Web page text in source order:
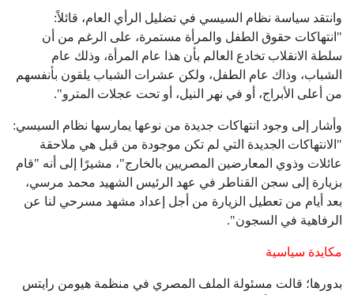
وانتقد سياسة نظام السيسي في تضليل الرأي العام، قائلاً:
"انتهاكات حقوق الطفل والمرأة مستمرة، على الرغم من أن
سلطة الانقلاب تخادع العالم بأن هذا عام المرأة، وذلك عام
الشباب، وذاك عام الطفل، ولكن عشرات الشباب يلقون بأنفسهم
من أعلى الأبراج، أو في نهر النيل، أو تحت عجلات المترو".
وأشار إلى وجود انتهاكات جديدة من نوعها يمارسها نظام السيسي:
"الانتهاكات الجديدة التي لم تكن موجودة من قبل هي ملاحقة
عائلات وذوي المعارضين المصريين بالخارج"، مشيرًا إلى أنه "قام
بزيارة إلى سجن القناطر في عهد الرئيس الشهيد محمد مرسي،
بعد أيام من تعطيل الزيارة من أجل إعداد مشهد مسرحي لنا عن
الرفاهية في السجون".
مكايدة سياسية
بدورها؛ قالت مسئولة الملف المصري في منظمة هيومن رايتس